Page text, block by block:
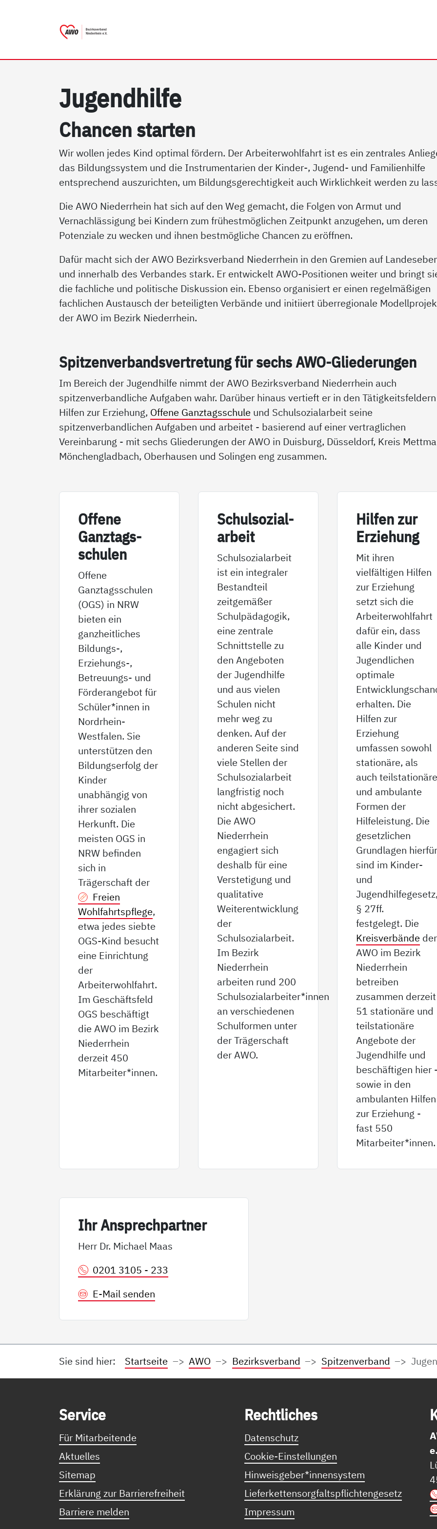
Ju­gend­hil­fe
Chan­cen star­ten
Wir wollen jedes Kind optimal fördern. Der Arbeiterwohlfahrt ist es ein zentrales
das Bildungssystem und die Instrumentarien der Kinder-, Jugend- und Familienhilfe
entsprechend auszurichten, um Bildungsgerechtigkeit auch Wirklichkeit werden zu
Die AWO Niederrhein hat sich auf den Weg gemacht, die Folgen von Armut und
Vernachlässigung bei Kindern zum frühestmöglichen Zeitpunkt anzugehen, um deren
Potenziale zu wecken und ihnen bestmögliche Chancen zu eröffnen.
Dafür macht sich der AWO Bezirksverband Niederrhein in den Gremien auf
und innerhalb des Verbandes stark. Er entwickelt AWO-Positionen weiter und bringt
die fachliche und politische Diskussion ein. Ebenso organisiert er einen regelmäßigen
fachlichen Austausch der beteiligten Verbände und initiiert überregionale
der AWO im Bezirk Niederrhein.
Spit­zen­ver­bands­ver­t­re­tung für sechs AWO-Glie­de­run­gen
Im Bereich der Jugendhilfe nimmt der AWO Bezirksverband Niederrhein auch
spitzenverbandliche Aufgaben wahr. Darüber hinaus vertieft er in den Tätigkeitsfeldern
Hilfen zur Erziehung, Offene Ganztagsschule und Schulsozialarbeit seine
spitzenverbandlichen Aufgaben und arbeitet - basierend auf einer vertraglichen
Vereinbarung - mit sechs Gliederungen der AWO in Duisburg, Düsseldorf, Kreis
Mönchengladbach, Oberhausen und Solingen eng zusammen.
Of­fe­ne
Ganz­tags­
schu­len
Offene
Ganztagsschulen
(OGS) in NRW
bieten ein
ganzheitliches
Bildungs-,
Erziehungs-,
Betreuungs- und
Förderangebot für
Schüler*innen in
Nordrhein-
Westfalen. Sie
unterstützen den
Bildungserfolg der
Kinder
unabhängig von
ihrer sozialen
Herkunft. Die
meisten OGS in
NRW befinden
sich in
Trägerschaft der
Freien
Wohlfahrtspflege,
etwa jedes siebte
OGS-Kind besucht
eine Einrichtung
der
Arbeiterwohlfahrt.
Im Geschäftsfeld
OGS beschäftigt
die AWO im Bezirk
Niederrhein
derzeit 450
Mitarbeiter*innen.
Schul­so­zial­
ar­beit
Schulsozialarbeit
ist ein integraler
Bestandteil
zeitgemäßer
Schulpädagogik,
eine zentrale
Schnittstelle zu
den Angeboten
der Jugendhilfe
und aus vielen
Schulen nicht
mehr weg zu
denken. Auf der
anderen Seite sind
viele Stellen der
Schulsozialarbeit
langfristig noch
nicht abgesichert.
Die AWO
Niederrhein
engagiert sich
deshalb für eine
Verstetigung und
qualitative
Weiterentwicklung
der
Schulsozialarbeit.
Im Bezirk
Niederrhein
arbeiten rund 200
Schulsozialarbeiter*innen
an verschiedenen
Schulformen unter
der Trägerschaft
der AWO.
Hil­fen zur
Er­zie­hung
Mit ihren
vielfältigen Hilfen
zur Erziehung
setzt sich die
Arbeiterwohlfahrt
dafür ein, dass
alle Kinder und
Jugendlichen
optimale
erhalten. Die
Hilfen zur
Erziehung
umfassen sowohl
stationäre, als
auch teilstationäre
und ambulante
Formen der
Hilfeleistung. Die
gesetzlichen
Grundlagen hierfür
sind im Kinder-
und
Jugendhilfegesetz,
§ 27ff.
festgelegt. Die
Kreisverbände der
AWO im Bezirk
Niederrhein
betreiben
zusammen derzeit
51 stationäre und
teilstationäre
Angebote der
Jugendhilfe und
beschäftigen hier -
sowie in den
ambulanten Hilfen
zur Erziehung -
fast 550
Mitarbeiter*innen.
Ihr An­sp­rech­part­ner
Herr Dr. Michael Maas
0201 3105 - 233
E-Mail senden
Sie sind hier: Startseite AWO Bezirksverband Spitzenverband
Ser­vice
Für Mitarbeitende
Aktuelles
Sitemap
Erklärung zur Barrierefreiheit
Barriere melden
Recht­li­ches
Datenschutz
Cookie-Einstellungen
Hinweisgeber*innensystem
Lieferkettensorgfaltspflichtengesetz
Impressum